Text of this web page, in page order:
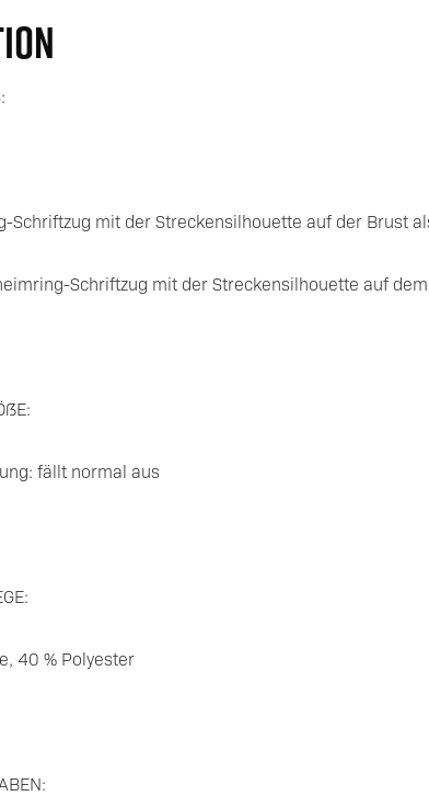
Schriftzug mit der Streckensilhouette auf der Brust
Schriftzug mit der Streckensilhouette auf
fällt normal aus
40 % Polyester